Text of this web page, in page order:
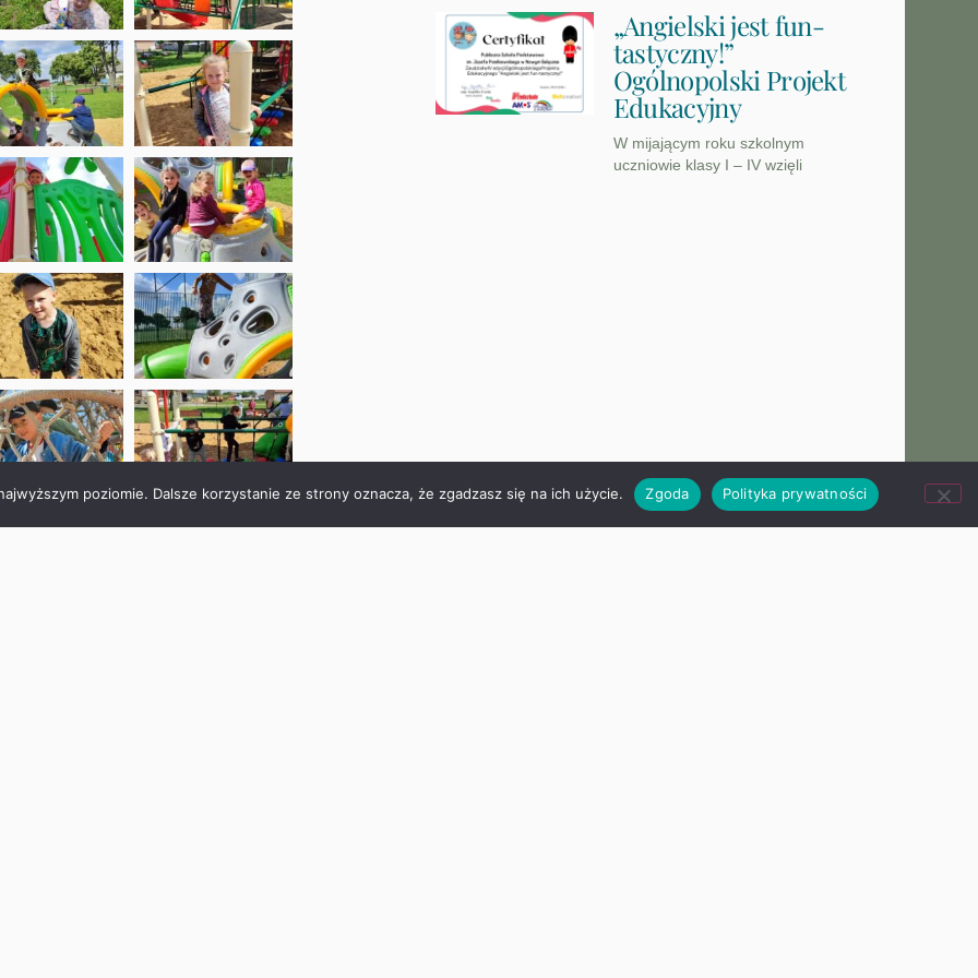
„Angielski jest fun-
tastyczny!”
Ogólnopolski Projekt
Edukacyjny
W mijającym roku szkolnym
uczniowie klasy I – IV wzięli
poziomie. Dalsze korzystanie ze strony oznacza, że zgadzasz się na ich użycie. Zgoda Polityka prywatności